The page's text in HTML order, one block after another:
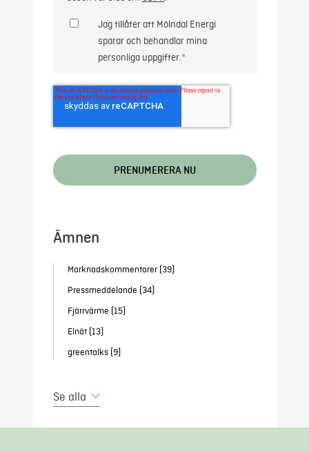
Jag tillåter att Mölndal Energi
sparar och behandlar mina
personliga uppgifter.*
Ämnen
Marknadskommentarer (39)
Pressmeddelande (34)
Fjärrvärme (15)
Elnät (13)
greentalks (9)
Se alla